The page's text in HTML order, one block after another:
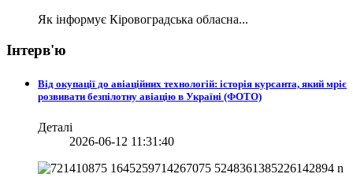
Як інформує Кіровоградська обласна...
Інтерв'ю
Від окупації до авіаційних технологій: історія курсанта, який мріє
розвивати безпілотну авіацію в Україні (ФОТО)
Деталі
2026-06-12 11:31:40